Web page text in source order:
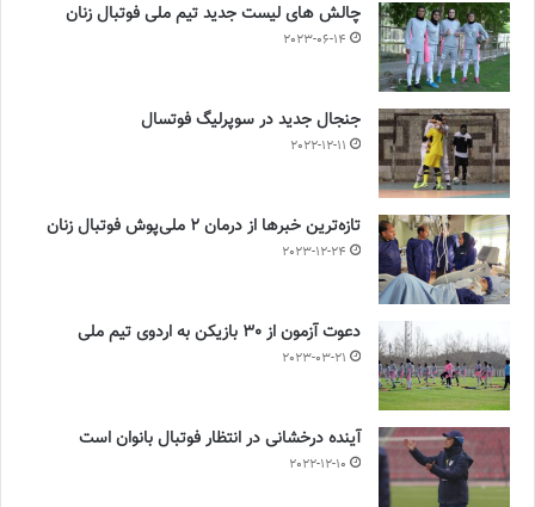
چالش هاى ليست جدید تيم ملى فوتبال زنان
2023-06-14
جنجال جدید در سوپرلیگ فوتسال
2022-12-11
تازه‌ترین خبرها از درمان ۲ ملی‌پوش فوتبال زنان
2023-12-24
دعوت آزمون از 30 بازیکن به اردوی تیم ملی
2023-03-21
آینده درخشانی در انتظار فوتبال بانوان است
2022-12-10